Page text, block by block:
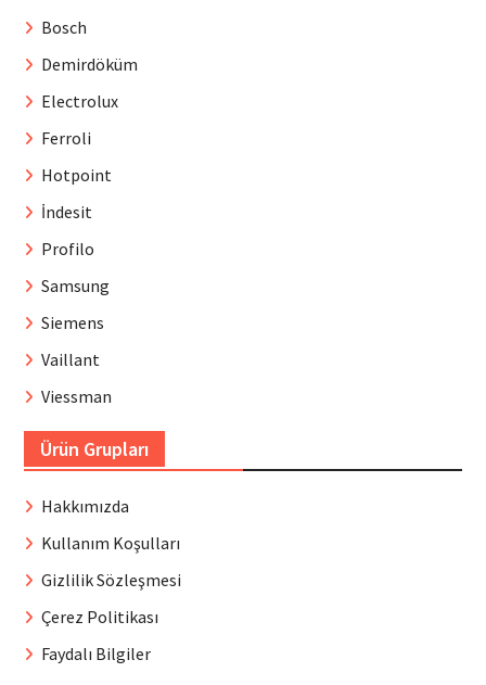
Bosch
Demirdöküm
Electrolux
Ferroli
Hotpoint
İndesit
Profilo
Samsung
Siemens
Vaillant
Viessman
Ürün Grupları
Hakkımızda
Kullanım Koşulları
Gizlilik Sözleşmesi
Çerez Politikası
Faydalı Bilgiler